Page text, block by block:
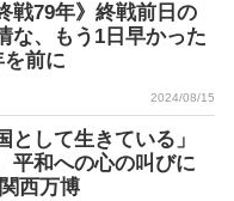
戦79年》終戦前日の
な、もう1日早かった
前に
2024/08/15
として生きている」
平和への心の叫びに
西万博